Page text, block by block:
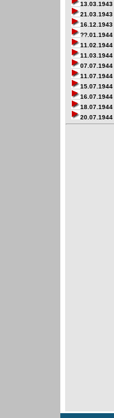
13.03.1943
21.03.1943
16.12.1943
??.01.1944
11.02.1944
11.03.1944
07.07.1944
11.07.1944
15.07.1944
16.07.1944
18.07.1944
20.07.1944